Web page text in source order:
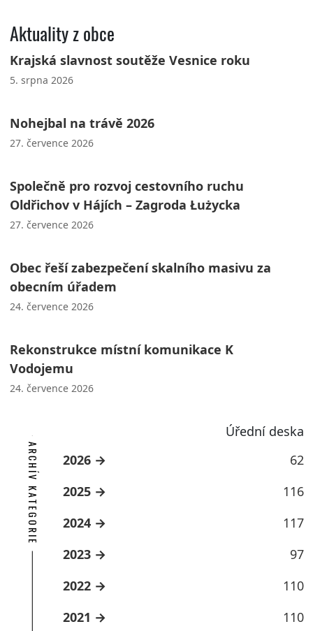
Aktuality z obce
Krajská slavnost soutěže Vesnice roku
5. srpna 2026
Nohejbal na trávě 2026
27. července 2026
Společně pro rozvoj cestovního ruchu
Oldřichov v Hájích – Zagroda Łużycka
27. července 2026
Obec řeší zabezpečení skalního masivu za
obecním úřadem
24. července 2026
Rekonstrukce místní komunikace K
Vodojemu
24. července 2026
Úřední deska
ARCHÍV KATEGORIE 2026
62
2025
116
2024
117
2023
97
2022
110
2021
110